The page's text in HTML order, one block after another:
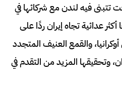
تتبنى فيه لندن مع شركائها في
عدائية تجاه إيران ردًا على
والقمع العنيف المتجدد
وتحقيقها المزيد من التقدم في